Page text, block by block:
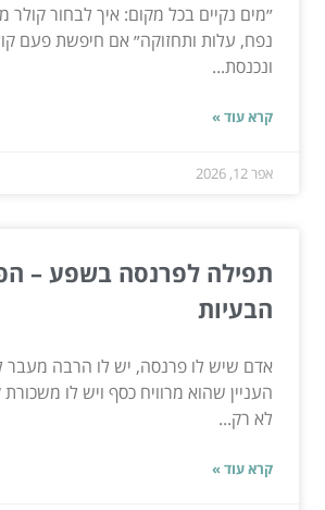
״מים נקיים בכל מקום: איך לבחור קולר
נפח, עלות ותחזוקה״ אם חיפשת פעם
ונכנסת...
קרא עוד »
אפר 12, 2026
תפילה לפרנסה בשפע –
הבעיות
אדם שיש לו פרנסה, יש לו הרבה מעבר
העניין שהוא מרוויח כסף ויש לו
לא רק...
קרא עוד »